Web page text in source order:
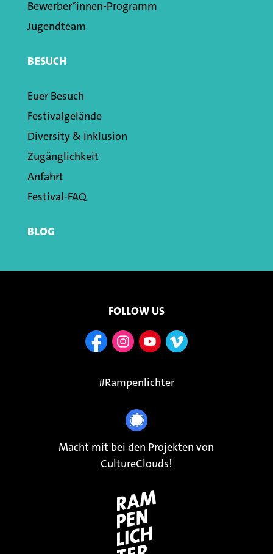
Bewerber*innen-Programm
Jugendteam
BESUCH
Euer Besuch
Festivalgelände
Diversity & Inklusion
Zugänglichkeit
Anfahrt
Festival-FAQ
BLOG
FOLLOW US
#Rampenlichter
Macht mit bei den Projekten von
CultureClouds!